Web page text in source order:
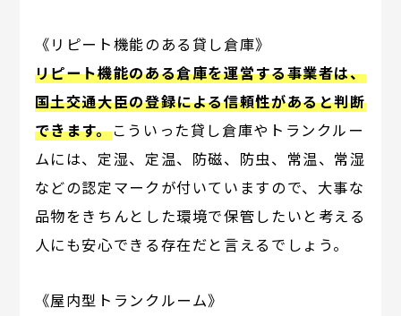
《リピート機能のある貸し倉庫》
リピート機能のある倉庫を運営する事業者は、
国土交通大臣の登録による信頼性があると判断
できます。こういった貸し倉庫やトランクルー
ムには、定湿、定温、防磁、防虫、常温、常湿
などの認定マークが付いていますので、大事な
品物をきちんとした環境で保管したいと考える
人にも安心できる存在だと言えるでしょう。
《屋内型トランクルーム》